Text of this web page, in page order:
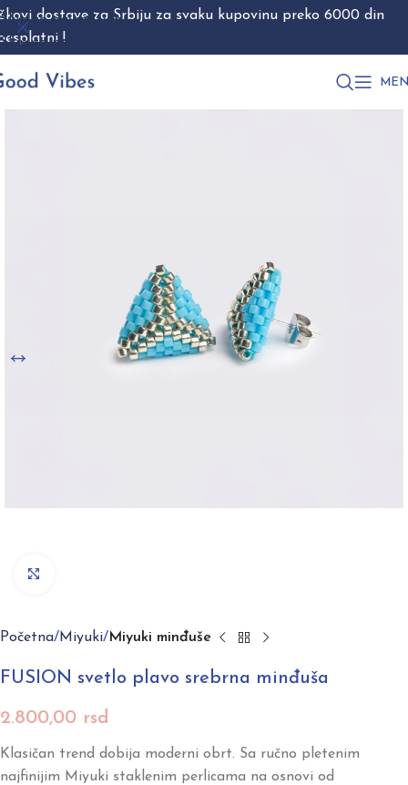
Skip to navigation
Skip to main content
Početna Miyuki Miyuki minđuše
FUSION svetlo plavo srebrna minđuša
2.800,00 rsd
Klasičan trend dobija moderni obrt. Sa ručno pletenim
najfinijim Miyuki staklenim perlicama na osnovi od
dostave za Srbiju za svaku kupovinu preko 6000 din
!